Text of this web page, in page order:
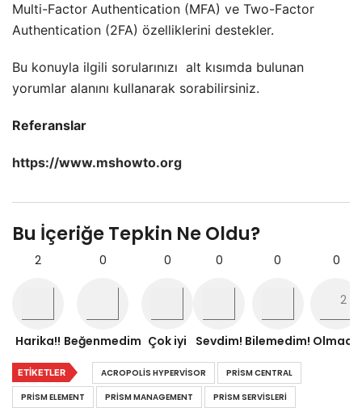
Multi-Factor Authentication (MFA) ve Two-Factor
Authentication (2FA) özelliklerini destekler.
Bu konuyla ilgili sorularınızı alt kısımda bulunan
yorumlar alanını kullanarak sorabilirsiniz.
Referanslar
https://www.mshowto.org
Bu İçeriğe Tepkin Ne Oldu?
2
Harika!!
0
Beğenmedim
0
Çok iyi
0
Sevdim!
0
Bilemedim!
0
Olmadı!
ETIKETLER ACROPOLIS HYPERVISOR
PRISM CENTRAL
PRISM ELEMENT
PRISM MANAGEMENT PRISM SERVISLERI